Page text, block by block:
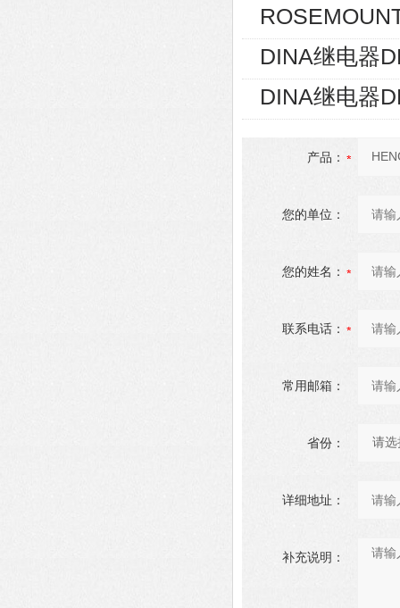
DINA继电器
DINA继电器
产品：
您的单位：
您的姓名：
联系电话：
常用邮箱：
省份：
详细地址：
补充说明：